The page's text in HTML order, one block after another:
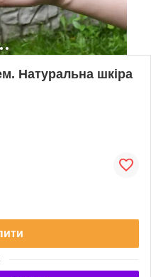
Натуральна шкіра